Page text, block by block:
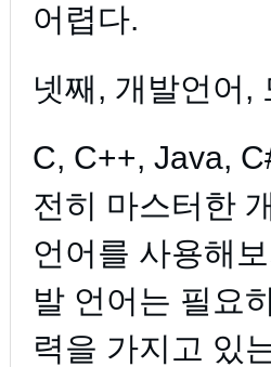
어렵다.
넷째, 개발언어,
C, C++, Java,
전히 마스터한
언어를 사용해
발 언어는 필요
력을 가지고 있